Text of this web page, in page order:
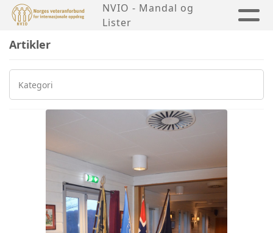
NVIO - Mandal og
Lister
Artikler
Kategori